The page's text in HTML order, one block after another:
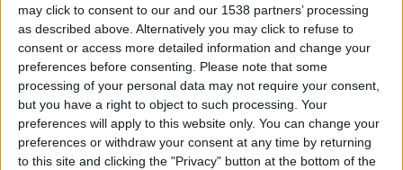
may click to consent to our and our 1538 partners’ processing
as described above. Alternatively you may click to refuse to
consent or access more detailed information and change your
preferences before consenting. Please note that some
processing of your personal data may not require your consent,
but you have a right to object to such processing. Your
preferences will apply to this website only. You can change your
preferences or withdraw your consent at any time by returning
to this site and clicking the "Privacy" button at the bottom of the
Vous pouvez écouter le podcast en audio directement sur
notreplayer, en page d’accueil ou sur la page dédiée, ou bien
en vidéo sur Youtube. Nouveauté, Le Débrief est désormais
disponible sur Spotify.